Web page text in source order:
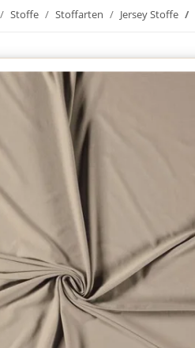
Stoffe Stoffarten Jersey Stoffe